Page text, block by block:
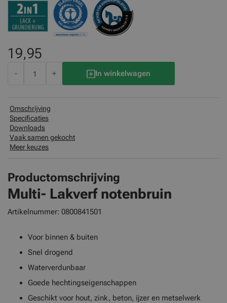
19,95
- + In winkelwagen
Omschrijving
Specificaties
Downloads
Vaak samen gekocht
Meer keuzes
Productomschrijving
Multi- Lakverf notenbruin
Artikelnummer: 0800841501
Voor binnen & buiten
Snel drogend
Waterverdunbaar
Goede hechtingseigenschappen
Geschikt voor hout, zink, beton, ijzer en metselwerk